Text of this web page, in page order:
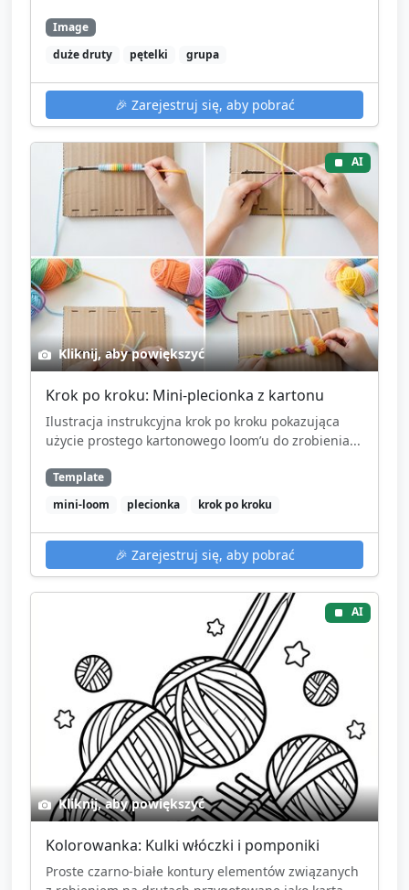
Image
duże druty
pętelki grupa
🎉 Zarejestruj się, aby pobrać
AI
Kliknij, aby powiększyć
Krok po kroku: Mini-plecionka z kartonu
Ilustracja instrukcyjna krok po kroku pokazująca
użycie prostego kartonowego loom’u do zrobienia...
Template
mini-loom
plecionka krok po kroku
🎉 Zarejestruj się, aby pobrać
AI
Kliknij, aby powiększyć
Kolorowanka: Kulki włóczki i pomponiki
Proste czarno-białe kontury elementów związanych